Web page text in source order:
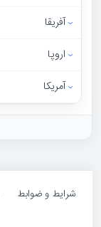
آفریقا
اروپا
آمریکا
شرایط و ضوابط